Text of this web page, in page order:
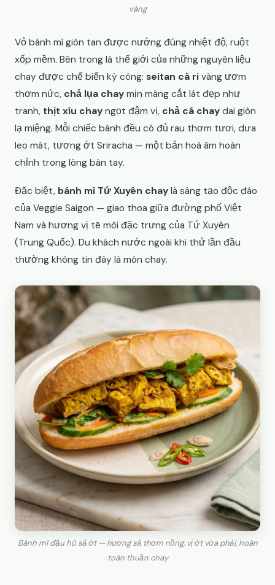
vàng
Vỏ bánh mì giòn tan được nướng đúng nhiệt độ, ruột
xốp mềm. Bên trong là thế giới của những nguyên liệu
chay được chế biến kỳ công: seitan cà ri vàng ươm
thơm nức, chả lụa chay mịn màng cắt lát đẹp như
tranh, thịt xíu chay ngọt đậm vị, chả cá chay dai giòn
lạ miệng. Mỗi chiếc bánh đều có đủ rau thơm tươi, dưa
leo mát, tương ớt Sriracha — một bản hoà âm hoàn
chỉnh trong lòng bàn tay.
Đặc biệt, bánh mì Tứ Xuyên chay là sáng tạo độc đáo
của Veggie Saigon — giao thoa giữa đường phố Việt
Nam và hương vị tê môi đặc trưng của Tứ Xuyên
(Trung Quốc). Du khách nước ngoài khi thử lần đầu
thường không tin đây là món chay.
Bánh mì đậu hũ sả ớt — hương sả thơm nồng, vị ớt vừa phải, hoàn
toàn thuần chay